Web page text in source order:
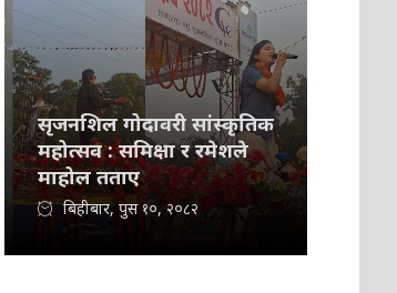
सृजनशिल गोदावरी सांस्कृतिक
महोत्सव : समिक्षा र रमेशले
माहोल तताए
बिहीबार, पुस १०, २०८२